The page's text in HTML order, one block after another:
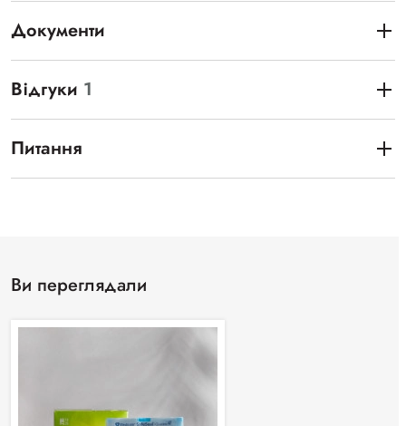
Документи
Відгуки 1
Питання
Ви переглядали